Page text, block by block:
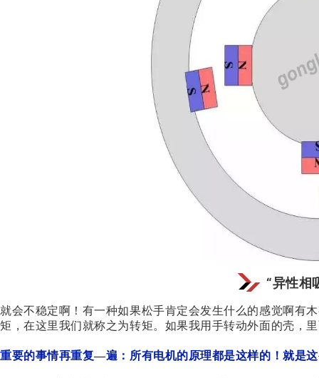
“异性相
就会不稳定啊！有一种如果松手肯定会发生什么的感觉啊有
矩，在这里我们就称之为转矩。如果我用手转动外面的壳，
重要的事情再重复—遍：所有电机的原理都是这样的！就是